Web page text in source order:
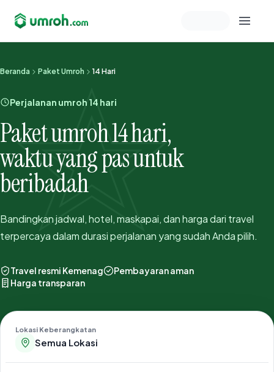
Memeriksa sesi akun
Beranda Paket Umroh 14 Hari
Perjalanan umroh 14 hari
Paket umroh 14 hari,
waktu yang pas untuk
beribadah
Bandingkan jadwal, hotel, maskapai, dan harga dari travel
terpercaya dalam durasi perjalanan yang sudah Anda pilih.
Travel resmi Kemenag
Pembayaran aman
Harga transparan
Lokasi Keberangkatan